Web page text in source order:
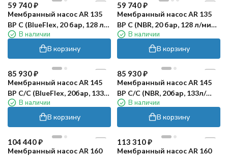
59 740₽
Мембранный насос AR 135
BP C (BlueFlex, 20 бар, 128 л/
мин, ВОМ 1"⅜)
В наличии
В корзину
59 740₽
Мембранный насос AR 135
BP C (NBR, 20 бар, 128 л/мин,
ВОМ 1"⅜)
В наличии
В корзину
85 930₽
Мембранный насос AR 145
BP C/C (BlueFlex, 20бар, 133л/
мин, ВОМ 1"⅜)
В наличии
В корзину
85 930₽
Мембранный насос AR 145
BP C/C (NBR, 20бар, 133л/
мин, ВОМ 1"⅜)
В наличии
В корзину
104 440₽
Мембранный насос AR 160
113 310₽
Мембранный насос AR 160